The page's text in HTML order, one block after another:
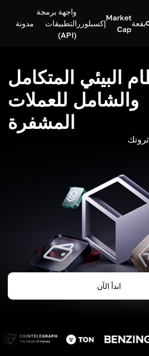
بقعة
Market
Cap
إكسبلورر
واجهة برمجة
التطبيقات
(API)
مدونة
البيئي المتكامل
والشامل للعملات
المشفرة
ابدأ الآن